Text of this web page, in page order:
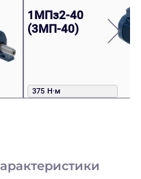
1МПз2-40
(3МП-40)
375 Н·м